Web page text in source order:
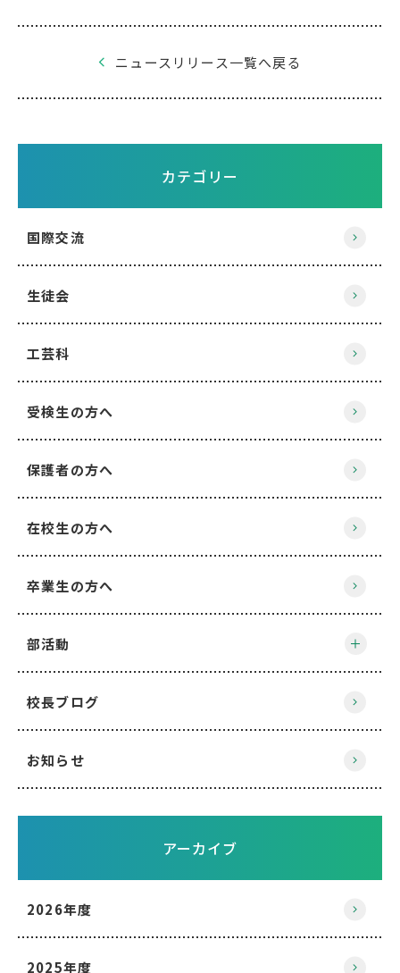
ニュースリリース一覧へ戻る
カテゴリー
国際交流
生徒会
工芸科
受検生の方へ
保護者の方へ
在校生の方へ
卒業生の方へ
部活動
校長ブログ
お知らせ
アーカイブ
2026年度
2025年度